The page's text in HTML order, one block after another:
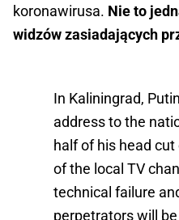
koronawirusa. Nie to
widzów zasiadających
In Kaliningrad,
address to the
half of his head
of the local TV
technical failure
perpetrators will